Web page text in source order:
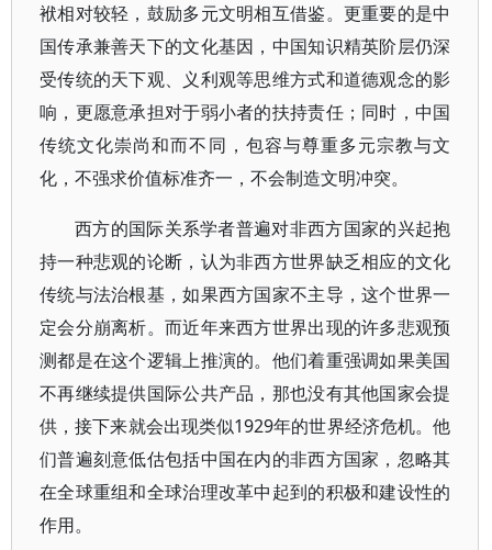
袱相对较轻，鼓励多元文明相互借鉴。更重要的是中
国传承兼善天下的文化基因，中国知识精英阶层仍深
受传统的天下观、义利观等思维方式和道德观念的影
响，更愿意承担对于弱小者的扶持责任；同时，中国
传统文化崇尚和而不同，包容与尊重多元宗教与文
化，不强求价值标准齐一，不会制造文明冲突。
西方的国际关系学者普遍对非西方国家的兴起抱
持一种悲观的论断，认为非西方世界缺乏相应的文化
传统与法治根基，如果西方国家不主导，这个世界一
定会分崩离析。而近年来西方世界出现的许多悲观预
测都是在这个逻辑上推演的。他们着重强调如果美国
不再继续提供国际公共产品，那也没有其他国家会提
供，接下来就会出现类似1929年的世界经济危机。他
们普遍刻意低估包括中国在内的非西方国家，忽略其
在全球重组和全球治理改革中起到的积极和建设性的
作用。